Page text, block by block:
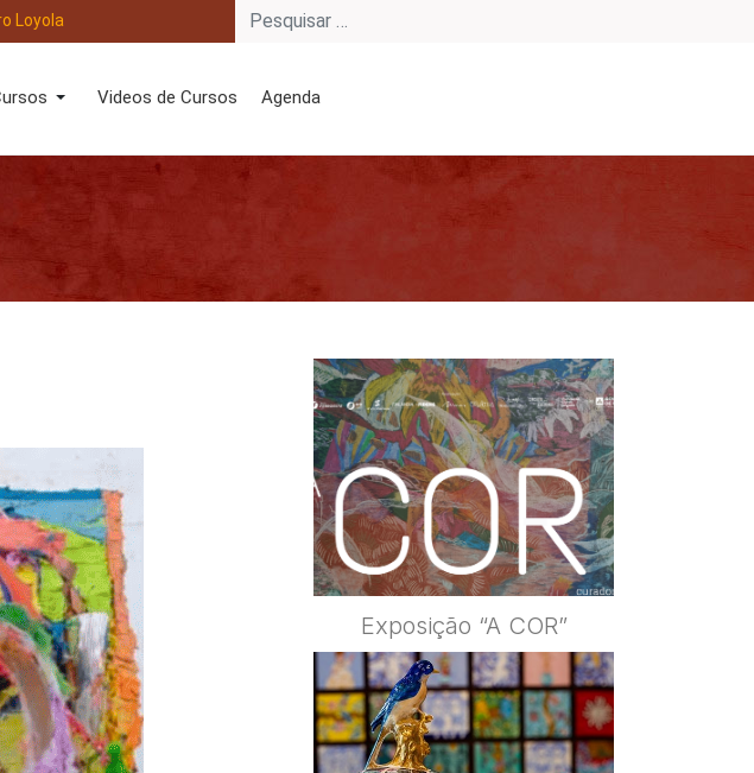
Loyola
Videos de Cursos Agenda
Exposição “A COR”